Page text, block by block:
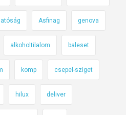
Asfinag genova
alkoholtilalom baleset
komp csepel-sziget
hilux deliver